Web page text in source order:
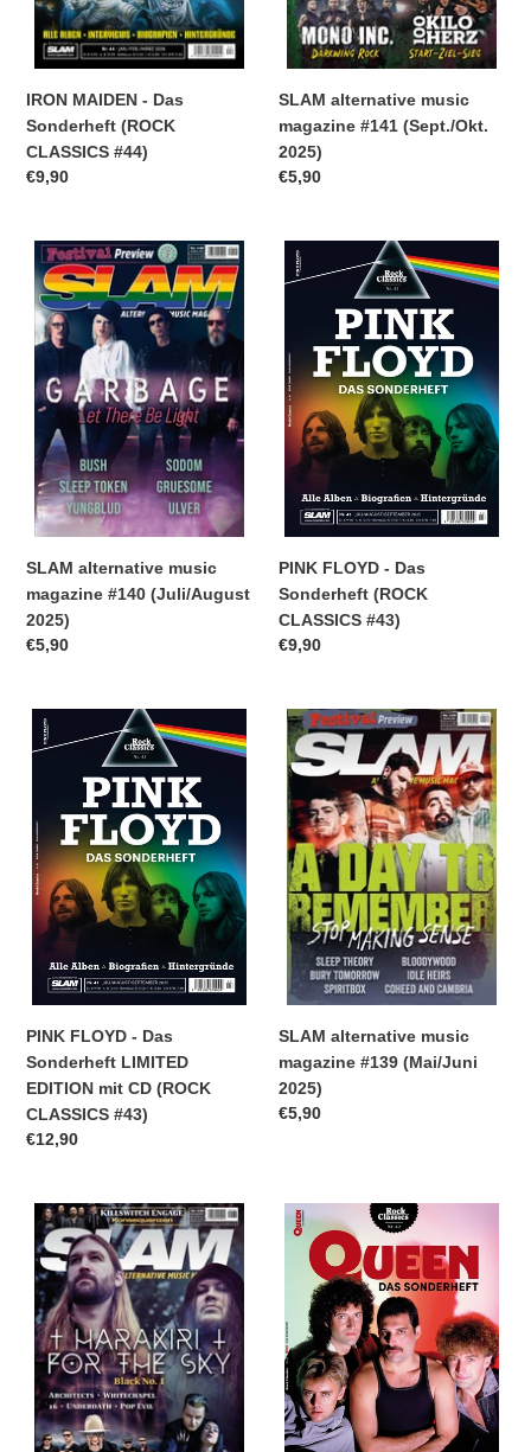
IRON MAIDEN - Das
Sonderheft (ROCK
CLASSICS #44)
Normaler
€9,90
SLAM alternative music
magazine #141 (Sept./Okt.
2025)
Normaler
€5,90
SLAM
alternative
music
magazine
#140
(Juli/August
2025)
SLAM alternative music
magazine #140 (Juli/August
2025)
Normaler
€5,90
PINK
FLOYD
Sonderheft
(ROCK
CLASSICS
#43)
PINK FLOYD - Das
Sonderheft (ROCK
CLASSICS #43)
Normaler
€9,90
PINK
FLOYD
Sonderheft
LIMITED
EDITION
mit
CD
CLASSICS
#43)
PINK FLOYD - Das
Sonderheft LIMITED
EDITION mit CD (ROCK
CLASSICS #43)
Normaler
€12,90
SLAM
alternative
music
magazine
#139
(Mai/Juni
2025)
SLAM alternative music
magazine #139 (Mai/Juni
2025)
Normaler
€5,90
SLAM
alternative
music
magazine
#138
(März/April
2025)
QUEEN
Sonderheft
(ROCK
CLASSICS
#42)